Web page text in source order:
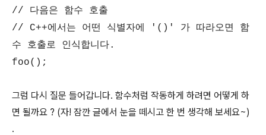
// 다음은 함수 호출
// C++에서는 어떤 식별자에 '()' 가 따라오면 함
수 호출로 인식합니다.
foo();
그럼 다시 질문 들어갑니다. 함수처럼 작동하게 하려면 어떻게 하
면 될까요 ? (자! 잠깐 글에서 눈을 떼시고 한 번 생각해 보세요~)
.